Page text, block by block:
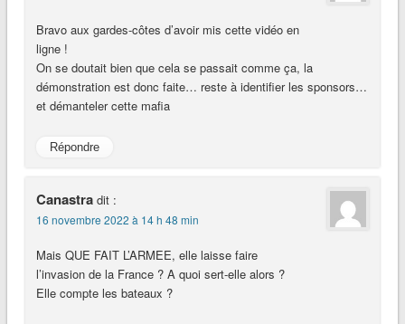
Bravo aux gardes-côtes d’avoir mis cette vidéo en
ligne !
On se doutait bien que cela se passait comme ça, la
démonstration est donc faite… reste à identifier les sponsors…
et démanteler cette mafia
Répondre
Canastra dit :
16 novembre 2022 à 14 h 48 min
Mais QUE FAIT L’ARMEE, elle laisse faire
l’invasion de la France ? A quoi sert-elle alors ?
Elle compte les bateaux ?